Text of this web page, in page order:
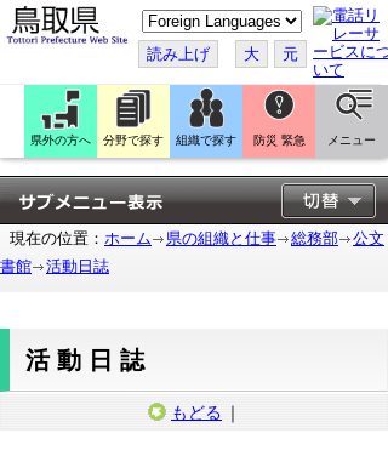
こ
の
ペ
ー
ジ
翻
訳
す
る
読み上げ 大 元
県外の方へ 分野で探す 組織で探す 防災 緊急 メニュー
現在の位置： ホーム 県の組織と仕事 総務部
公文
書館
活動日誌
活動日誌
もどる ｜